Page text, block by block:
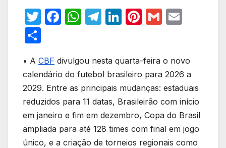
T
er
F
e
b
o
o
k
W
s
A
p
p
T
gr
a
m
Li
e
dI
n
Pi
e
st
G
ar
e
• A CBF divulgou nesta quarta-feira o novo
calendário do futebol brasileiro para 2026 a
2029. Entre as principais mudanças: estaduais
reduzidos para 11 datas, Brasileirão com início
em janeiro e fim em dezembro, Copa do Brasil
ampliada para até 128 times com final em jogo
único, e a criação de torneios regionais como